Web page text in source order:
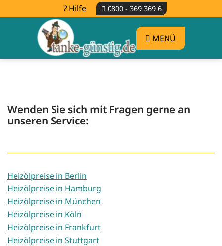
Hilfe 0800 - 369 369 6
MENÜ
Wenden Sie sich mit Fragen gerne an
unseren Service:
Heizölpreise in Berlin
Heizölpreise in Hamburg
Heizölpreise in München
Heizölpreise in Köln
Heizölpreise in Frankfurt
Heizölpreise in Stuttgart